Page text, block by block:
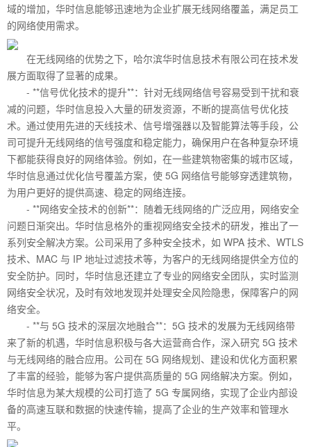
域的增加，华时信息能够迅速地为企业扩展无线网络覆盖，满足员工
的网络使用需求。
在无线网络的优势之下，哈尔滨华时信息技术有限公司在技术发
展方面取得了显著的成果。
- **信号优化技术的提升**：针对无线网络信号容易受到干扰和衰
减的问题，华时信息投入大量的研发资源，不断的提高信号优化技
术。通过使用先进的天线技术、信号增强器以及智能算法等手段，公
司可提升无线网络的信号强度和稳定能力，确保用户在各种复杂环境
下都能获得良好的网络体验。例如，在一些建筑物密集的城市区域，
华时信息通过优化信号覆盖方案，使 5G 网络信号能够穿透建筑物，
为用户更好的提供高速、稳定的网络连接。
- **网络安全技术的创新**：随着无线网络的广泛应用，网络安全
问题日渐突出。华时信息格外的重视网络安全技术的研发，推出了一
系列安全解决方案。公司采用了多种安全技术，如 WPA 技术、WTLS
技术、MAC 与 IP 地址过滤技术等，为客户的无线网络提供全方位的
安全防护。同时，华时信息还建立了专业的网络安全团队，实时监测
网络安全状况，及时有效地发现并处理安全风险隐患，保障客户的网
络安全。
- **与 5G 技术的深层次地融合**：5G 技术的发展为无线网络带
来了新的机遇，华时信息积极与各大运营商合作，深入研究 5G 技术
与无线网络的融合应用。公司在 5G 网络规划、建设和优化方面积累
了丰富的经验，能够为客户提供高质量的 5G 网络解决方案。例如，
华时信息为某大规模的公司打造了 5G 专属网络，实现了企业内部设
备的高速互联和数据的快速传输，提高了企业的生产效率和管理水
平。